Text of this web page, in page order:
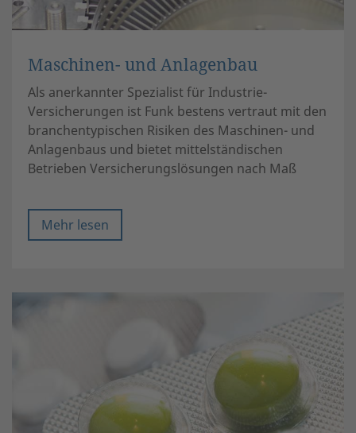
Maschinen- und Anlagenbau
Als anerkannter Spezialist für Industrie-
Versicherungen ist Funk bestens vertraut mit den
branchentypischen Risiken des Maschinen- und
Anlagenbaus und bietet mittelständischen
Betrieben Versicherungslösungen nach Maß
Mehr lesen